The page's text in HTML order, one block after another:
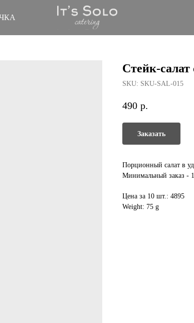
Стейк-
SKU: SKU-SAL-015
490 р.
Заказать
Порционный салат в
Минимальный заказ -
Цена за 10 шт.: 4895
Weight: 75 g